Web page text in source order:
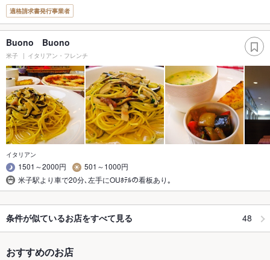
適格請求書発行事業者
Buono Buono
米子 イタリアン・フレンチ
イタリアン
1501～2000円
501～1000円
米子駅より車で20分､左手にOUﾎﾃﾙの看板あり｡
条件が似ているお店をすべて見る 48
おすすめのお店